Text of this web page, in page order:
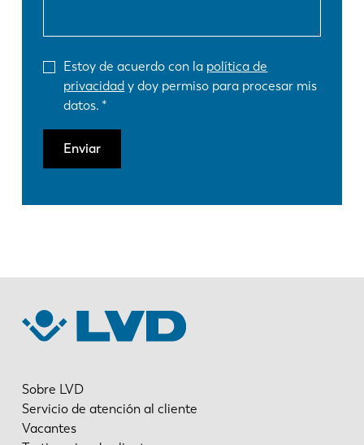
Estoy de acuerdo con la política de
privacidad y doy permiso para procesar mis
datos.
Enviar
Sobre LVD
Servicio de atención al cliente
Vacantes